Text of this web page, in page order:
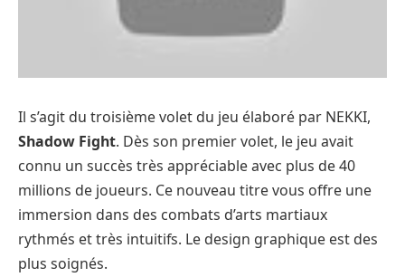
Il s’agit du troisième volet du jeu élaboré par NEKKI,
Shadow Fight. Dès son premier volet, le jeu avait
connu un succès très appréciable avec plus de 40
millions de joueurs. Ce nouveau titre vous offre une
immersion dans des combats d’arts martiaux
rythmés et très intuitifs. Le design graphique est des
plus soignés.